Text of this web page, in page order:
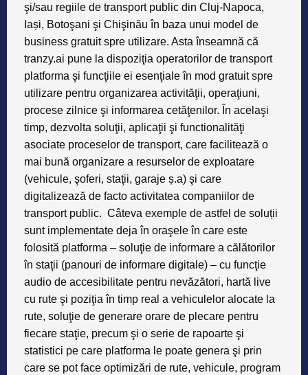
şi/sau regiile de transport public din Cluj-Napoca,
Iași, Botoşani şi Chişinӑu în baza unui model de
business gratuit spre utilizare. Asta înseamnӑ cӑ
tranzy.ai pune la dispoziţia operatorilor de transport
platforma şi funcţiile ei esenţiale în mod gratuit spre
utilizare pentru organizarea activitӑţii, operaţiuni,
procese zilnice şi informarea cetӑţenilor. În acelaşi
timp, dezvolta soluţii, aplicaţii şi functionalitӑţi
asociate proceselor de transport, care faciliteazӑ o
mai bunӑ organizare a resurselor de exploatare
(vehicule, şoferi, staţii, garaje ș.a) şi care
digitalizeazӑ de facto activitatea companiilor de
transport public. Câteva exemple de astfel de soluții
sunt implementate deja în oraşele în care este
folositӑ platforma – soluţie de informare a cӑlӑtorilor
în staţii (panouri de informare digitale) – cu funcţie
audio de accesibilitate pentru nevӑzӑtori, hartӑ live
cu rute şi poziţia în timp real a vehiculelor alocate la
rute, soluţie de generare orare de plecare pentru
fiecare staţie, precum şi o serie de rapoarte şi
statistici pe care platforma le poate genera şi prin
care se pot face optimizӑri de rute, vehicule, program